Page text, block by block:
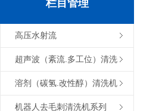
栏目管理
高压水射流
（100~1300bar）清洗去毛
刺机系列
超声波（紊流.多工位）清洗
机系列
溶剂（碳氢.改性醇）清洗机
系列
机器人去毛刺清洗机系列